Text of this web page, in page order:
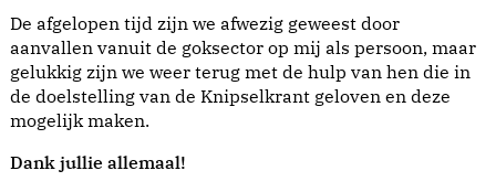
De afgelopen tijd zijn we afwezig geweest door
aanvallen vanuit de goksector op mij als persoon, maar
gelukkig zijn we weer terug met de hulp van hen die in
de doelstelling van de Knipselkrant geloven en deze
mogelijk maken.
Dank jullie allemaal!